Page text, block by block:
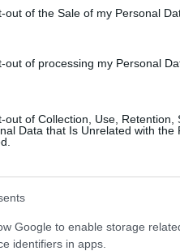
out of the Sale of my Personal
out of processing my Personal
out of Collection, Use, Retention,
Data that Is Unrelated with the
Google to enable storage
identifiers in apps.